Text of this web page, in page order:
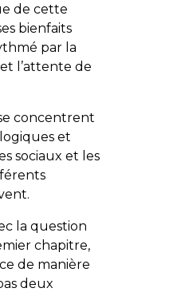
de cette
bienfaits
par la
l’attente de
concentrent
et
sociaux et les
la question
chapitre,
de manière
deux